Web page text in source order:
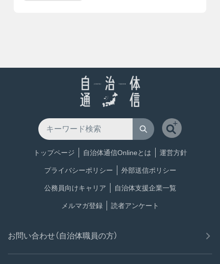
トップページ 自治体通信Onlineとは 運営方針
プライバシーポリシー 外部送信ポリシー
公務員向けキャリア 自治体支援企業一覧
メルマガ登録 読者アンケート
お問い合わせ（自治体職員の方）